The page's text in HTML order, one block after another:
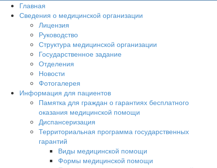
Главная
Сведения о медицинской организации
Лицензия
Руководство
Структура медицинской организации
Государственное задание
Отделения
Новости
Фотогалерея
Информация для пациентов
Памятка для граждан о гарантиях бесплатного
оказания медицинской помощи
Диспансеризация
Территориальная программа государственных
гарантий
Виды медицинской помощи
Формы медицинской помощи